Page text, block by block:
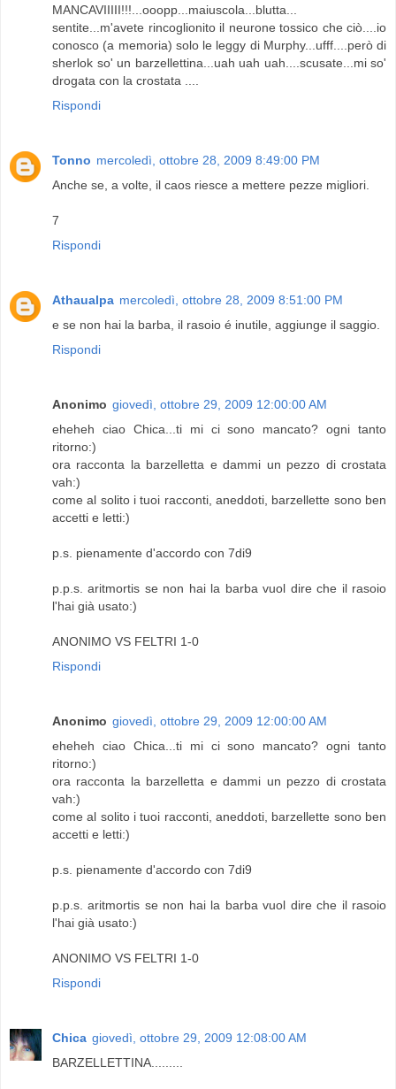
MANCAVIIIII!!!...ooopp...maiuscola...blutta...
sentite...m'avete rincoglionito il neurone tossico che ciò....io
conosco (a memoria) solo le leggy di Murphy...ufff....però di
sherlok so' un barzellettina...uah uah uah....scusate...mi so'
drogata con la crostata ....
Rispondi
Tonno mercoledì, ottobre 28, 2009 8:49:00 PM
Anche se, a volte, il caos riesce a mettere pezze migliori.
7
Rispondi
Athaualpa mercoledì, ottobre 28, 2009 8:51:00 PM
e se non hai la barba, il rasoio é inutile, aggiunge il saggio.
Rispondi
Anonimo giovedì, ottobre 29, 2009 12:00:00 AM
eheheh ciao Chica...ti mi ci sono mancato? ogni tanto
ritorno:)
ora racconta la barzelletta e dammi un pezzo di crostata
vah:)
come al solito i tuoi racconti, aneddoti, barzellette sono ben
accetti e letti:)
p.s. pienamente d'accordo con 7di9
p.p.s. aritmortis se non hai la barba vuol dire che il rasoio
l'hai già usato:)
ANONIMO VS FELTRI 1-0
Rispondi
Anonimo giovedì, ottobre 29, 2009 12:00:00 AM
eheheh ciao Chica...ti mi ci sono mancato? ogni tanto
ritorno:)
ora racconta la barzelletta e dammi un pezzo di crostata
vah:)
come al solito i tuoi racconti, aneddoti, barzellette sono ben
accetti e letti:)
p.s. pienamente d'accordo con 7di9
p.p.s. aritmortis se non hai la barba vuol dire che il rasoio
l'hai già usato:)
ANONIMO VS FELTRI 1-0
Rispondi
Chica giovedì, ottobre 29, 2009 12:08:00 AM
BARZELLETTINA.........